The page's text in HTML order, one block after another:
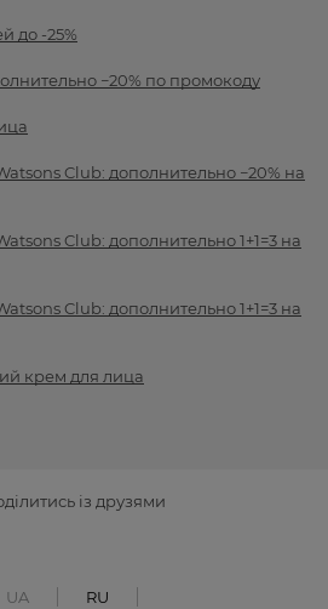
до -25%
−20% по промокоду
Club: дополнительно −20% на
Club: дополнительно 1+1=3 на
Club: дополнительно 1+1=3 на
крем для лица
із друзями
UA RU